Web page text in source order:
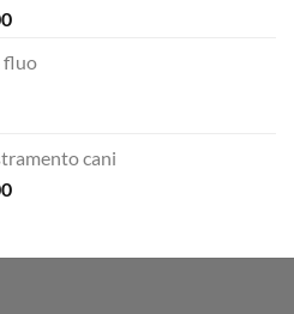
Il
attuale
fluo
cani
Il
è: